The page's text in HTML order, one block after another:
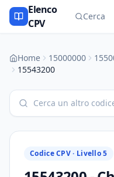
Elenco
CPV
Cerca
Home 15000000
15543200
Codice CPV · Livello 5